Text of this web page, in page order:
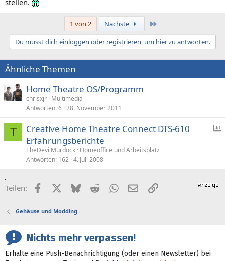
stellen.
1 von 2 Nächste
Du musst dich einloggen oder registrieren, um hier zu antworten.
Ähnliche Themen
Home Theatre OS/Programm
chrisxjr Multimedia
Antworten 6 28. November 2011
T
a
Creative Home Theatre Connect DTS-610
Erfahrungsberichte
TheDevilMurdock Homeoffice und Arbeitsplatz
Antworten 162 4. Juli 2008
Teilen: FacebookX (Twitter)
BlueskyRedditWhatsApp
E-MailLink
Gehäuse und Modding
Nichts mehr verpassen!
Erhalte eine Push-Benachrichtigung (oder einen Newsletter) bei